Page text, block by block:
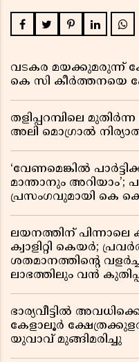
വടകര മയക്കുമരുന്ന്
കെ സി കീർത്തനയെ
തളിപ്പറമ്പിലെ
അലി മൊഗ്രാൽ
‘വേണമെങ്കിൽ
മാന്താനും അറിയാം’;
പ്രസംഗവുമായി കെ
ലയനത്തിന് പിന്നാലെ
ക്വാളിറ്റി കെയർ;
ശതമാനത്തിൻ്റെ
ലാഭത്തിലും വൻ
ഭാര്യവീട്ടിൽ
കേളാലൂർ
യുവാവ് മുങ്ങിമരിച്ചു